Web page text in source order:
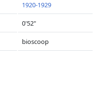
1920-1929
0'52"
bioscoop